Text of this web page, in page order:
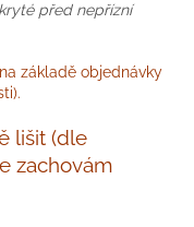
před nepřízní
základě objednávky
lišit (dle
zachovám